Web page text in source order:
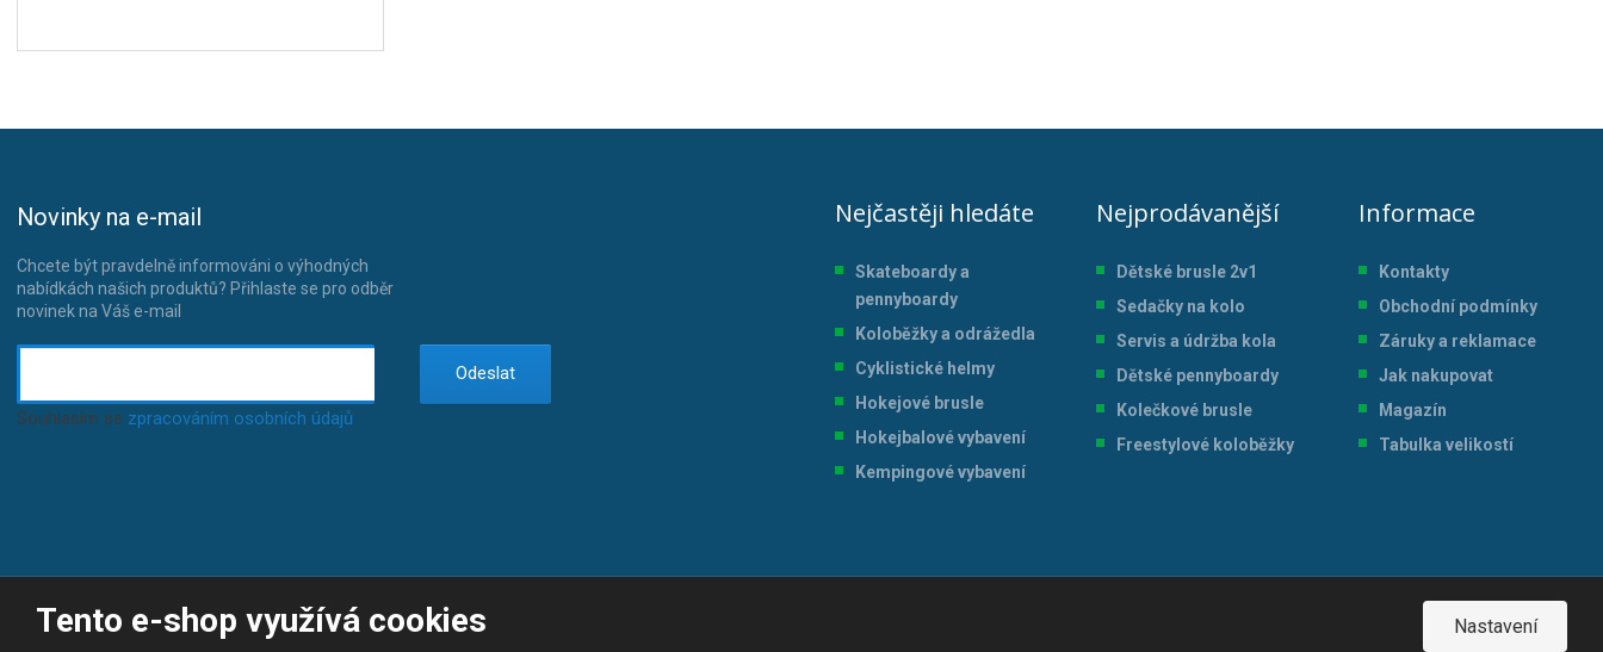
Tento e-shop využívá cookies Nastavení
Novinky na e-mail
Chcete být pravdelně informováni o výhodných
nabídkách našich produktů? Přihlaste se pro odběr
novinek na Váš e-mail
Odeslat
Souhlasím se zpracováním osobních údajů.
Nejčastěji hledáte
Skateboardy a
pennyboardy
Koloběžky a odrážedla
Cyklistické helmy
Hokejové brusle
Hokejbalové vybavení
Kempingové vybavení
Nejprodávanější
Dětské brusle 2v1
Sedačky na kolo
Servis a údržba kola
Dětské pennyboardy
Kolečkové brusle
Freestylové koloběžky
Informace
Kontakty
Obchodní podmínky
Záruky a reklamace
Jak nakupovat
Magazín
Tabulka velikostí
© 2026, JP-SPORT.CZ SPORTOVNÍ POTŘEBY
Prohlášení o přístupnosti
|Mapa stránek | |GDPR